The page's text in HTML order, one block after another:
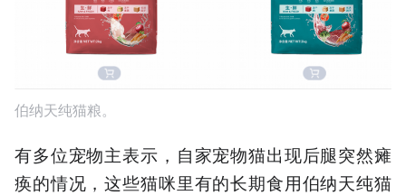
伯纳天纯猫粮。
有多位宠物主表示，自家宠物猫出现后腿突然瘫
痪的情况，这些猫咪里有的长期食用伯纳天纯猫